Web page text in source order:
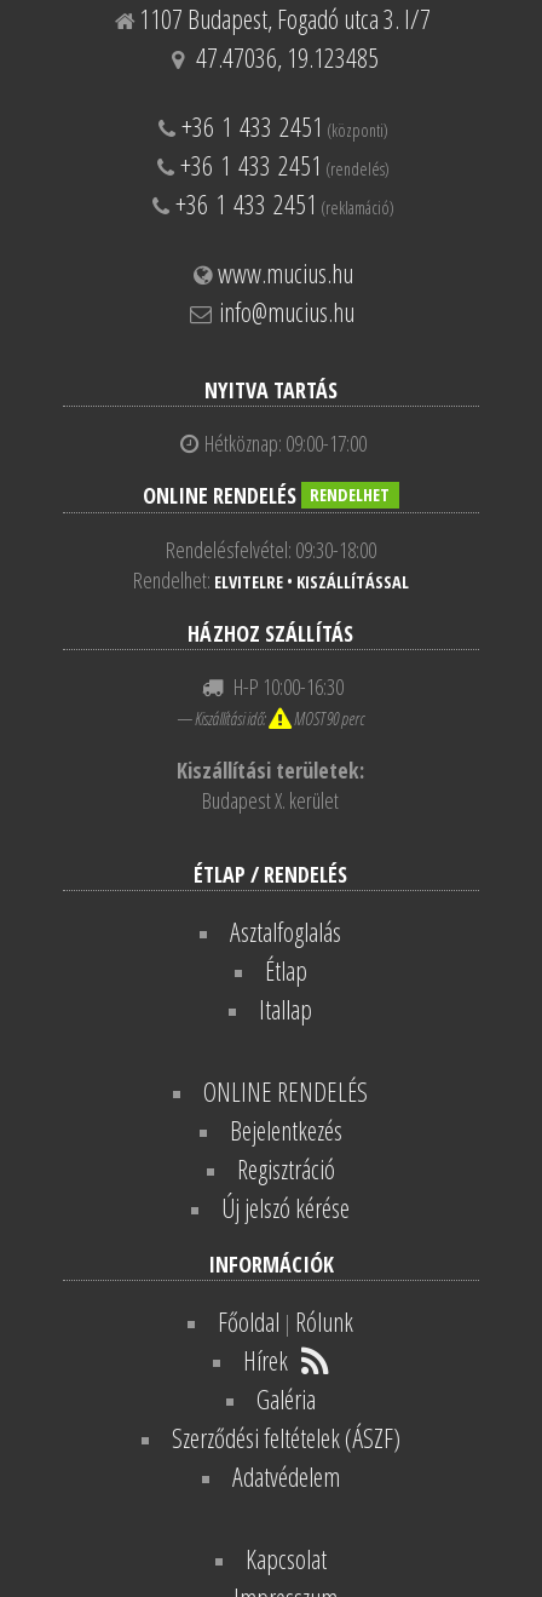
1107 Budapest, Fogadó utca 3. I/7
47.47036, 19.123485
+36 1 433 2451 (központi)
+36 1 433 2451 (rendelés)
+36 1 433 2451 (reklamáció)
www.mucius.hu
info@mucius.hu
NYITVA TARTÁS
Hétköznap: 09:00-17:00
ONLINE RENDELÉS
RENDELHET
Rendelésfelvétel: 09:30-18:00
Rendelhet: ELVITELRE • KISZÁLLÍTÁSSAL
HÁZHOZ SZÁLLÍTÁS
H-P 10:00-16:30
— Kiszállítási idő: MOST 90 perc
Kiszállítási területek:
Budapest X. kerület
ÉTLAP / RENDELÉS
Asztalfoglalás
Étlap
Itallap
ONLINE RENDELÉS
Bejelentkezés
Regisztráció
Új jelszó kérése
INFORMÁCIÓK
Főoldal | Rólunk
Hírek
Galéria
Szerződési feltételek (ÁSZF)
Adatvédelem
Kapcsolat